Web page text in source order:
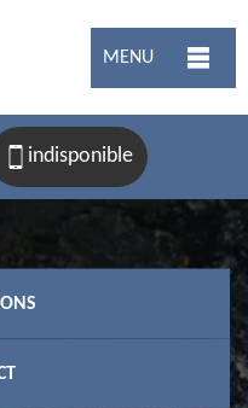
MENU
indisponible